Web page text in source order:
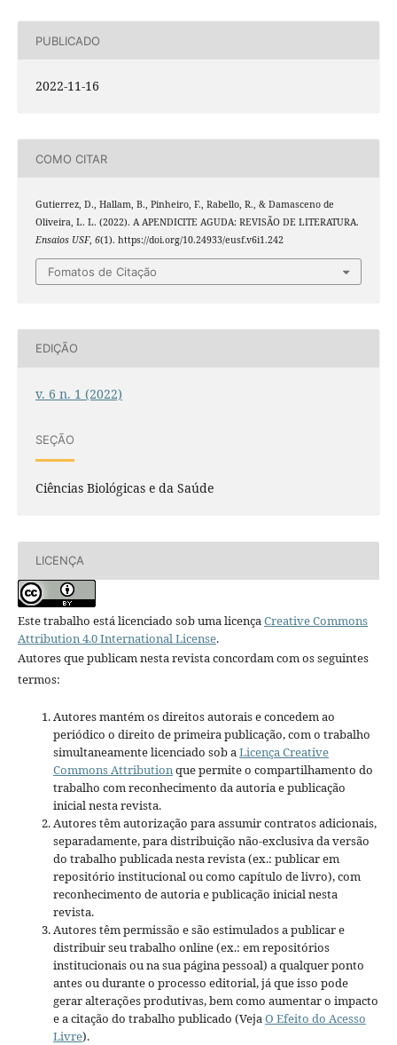
PUBLICADO
2022-11-16
COMO CITAR
Gutierrez, D., Hallam, B., Pinheiro, F., Rabello, R., & Damasceno de
Oliveira, L. L. (2022). A APENDICITE AGUDA: REVISÃO DE LITERATURA.
Ensaios USF, 6(1). https://doi.org/10.24933/eusf.v6i1.242
Fomatos de Citação
EDIÇÃO
v. 6 n. 1 (2022)
SEÇÃO
Ciências Biológicas e da Saúde
LICENÇA
Este trabalho está licenciado sob uma licençaCreative Commons
Attribution 4.0 International License.
Autores que publicam nesta revista concordam com os seguintes
termos:
Autores mantém os direitos autorais e concedem ao
periódico o direito de primeira publicação, com o trabalho
simultaneamente licenciado sob aLicença Creative
Commons Attributionque permite o compartilhamento do
trabalho com reconhecimento da autoria e publicação
inicial nesta revista.
Autores têm autorização para assumir contratos adicionais,
separadamente, para distribuição não-exclusiva da versão
do trabalho publicada nesta revista (ex.: publicar em
repositório institucional ou como capítulo de livro), com
reconhecimento de autoria e publicação inicial nesta
revista.
Autores têm permissão e são estimulados a publicar e
distribuir seu trabalho online (ex.: em repositórios
institucionais ou na sua página pessoal) a qualquer ponto
antes ou durante o processo editorial, já que isso pode
gerar alterações produtivas, bem como aumentar o impacto
e a citação do trabalho publicado (VejaO Efeito do Acesso
Livre).